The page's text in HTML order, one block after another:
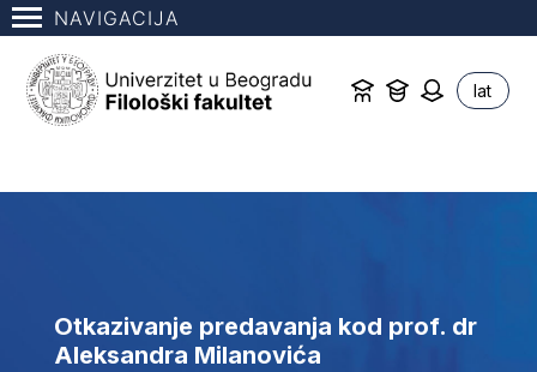
NAVIGACIJA
lat
Otkazivanje predavanja kod prof. dr
Aleksandra Milanovića